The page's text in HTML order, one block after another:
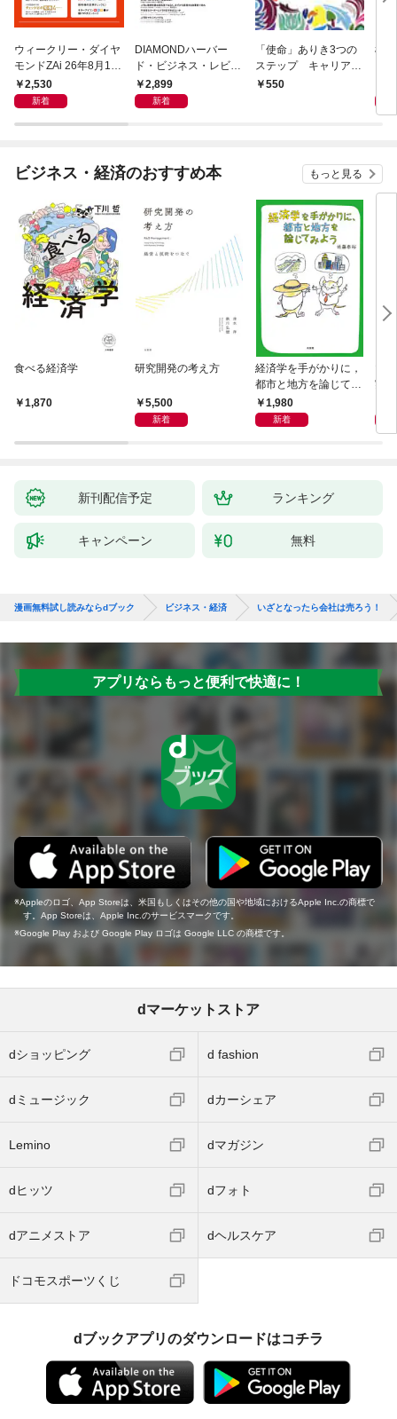
ウィークリー・ダイヤ
モンドZAi 26年8月10
日・17日合併号
2,530
新着
DIAMONDハーバー
ド・ビジネス・レビュ
ー 2026年9月号 特集
「上司をマネジメント
2,899
新着
「使命」ありき3つの
ステップ キャリアの
成功とは何か
550
極
ビジネス・経済のおすすめ本 もっと見る
食べる経済学
1,870
研究開発の考え方
5,500
新着
経済学を手がかりに，
都市と地方を論じてみ
よう1,980
新着
実
新刊配信予定 ランキング
キャンペーン 無料
漫画無料試し読みならdブック ビジネス・経済 いざとなったら会社は売ろう！
アプリならもっと便利で快適に！
Appleのロゴ、App Storeは、米国もしくはその他の国や地域におけるApple Inc.の商標で
す。App Storeは、Apple Inc.のサービスマークです。
Google Play および Google Play ロゴは Google LLC の商標です。
dマーケットストア
dショッピング d fashion
dミュージック dカーシェア
Lemino dマガジン
dヒッツ dフォト
dアニメストア dヘルスケア
ドコモスポーツくじ
dブックアプリのダウンロードはコチラ